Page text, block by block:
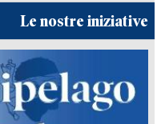
Le nostre iniziative